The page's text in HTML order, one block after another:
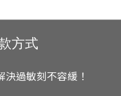
方式
過敏刻不容緩！